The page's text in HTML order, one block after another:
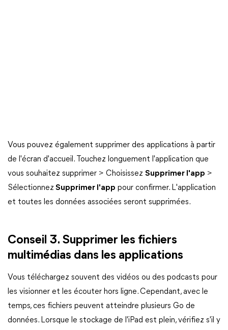
Vous pouvez également supprimer des applications à partir
de l'écran d'accueil. Touchez longuement l'application que
vous souhaitez supprimer > Choisissez Supprimer l'app >
Sélectionnez Supprimer l'app pour confirmer. L'application
et toutes les données associées seront supprimées.
Conseil 3. Supprimer les fichiers
multimédias dans les applications
Vous téléchargez souvent des vidéos ou des podcasts pour
les visionner et les écouter hors ligne. Cependant, avec le
temps, ces fichiers peuvent atteindre plusieurs Go de
données. Lorsque le stockage de l'iPad est plein, vérifiez s'il y